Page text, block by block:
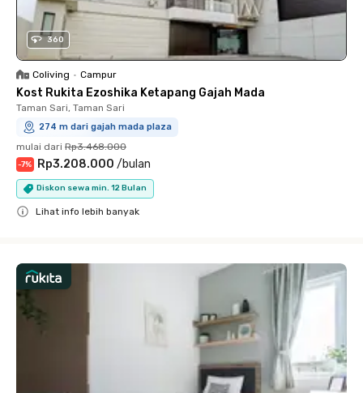
360
Coliving • Campur
Kost Rukita Ezoshika Ketapang Gajah Mada
Taman Sari, Taman Sari
274 m dari gajah mada plaza
mulai dari Rp3.468.000
-7% Rp3.208.000 /bulan
Diskon sewa min. 12 Bulan
Lihat info lebih banyak